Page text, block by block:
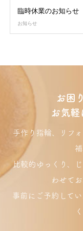
臨時休業のお知らせ
お知らせ
お困
お気軽
手作り指輪、リフ
比較的ゆっくり、
わせて
事前にご予約して